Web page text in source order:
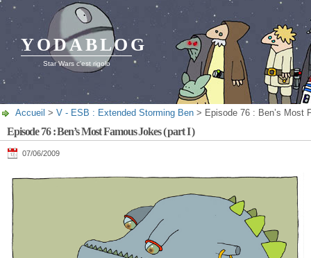
YODABLOG
Star Wars c'est rigolo
Accueil > V - ESB : Extended Storming Ben > Episode 76 : Ben’s Most
Episode 76 : Ben’s Most Famous Jokes ( part I )
07/06/2009